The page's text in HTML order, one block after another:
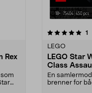
Rex
1
LEGO
LEGO Star
Class
fra 18 år
En
brenner for
0.0